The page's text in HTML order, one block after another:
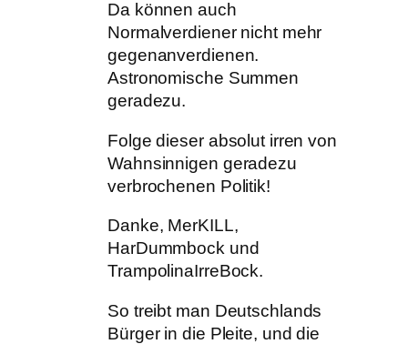
Da können auch
Normalverdiener nicht mehr
gegenanverdienen.
Astronomische Summen
geradezu.
Folge dieser absolut irren von
Wahnsinnigen geradezu
verbrochenen Politik!
Danke, MerKILL,
HarDummbock und
TrampolinaIrreBock.
So treibt man Deutschlands
Bürger in die Pleite, und die